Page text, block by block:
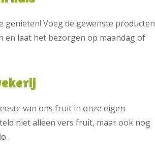
genieten! Voeg de gewenste producten
en laat het bezorgen op maandag of
van ons fruit in onze eigen
niet alleen vers fruit, maar ook nog